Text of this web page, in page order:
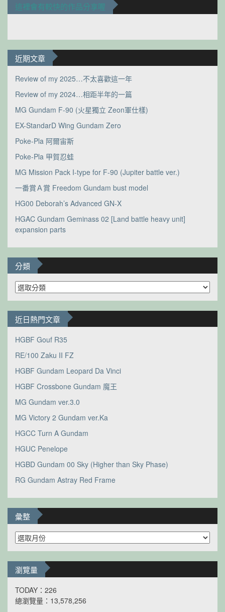
這裡會有較快的作品分享喔
近期文章
Review of my 2025…不太喜歡這一年
Review of my 2024…相距半年的一篇
MG Gundam F-90 (火星獨立 Zeon軍仕樣)
EX-StandarD Wing Gundam Zero
Poke-Pla 阿爾宙斯
Poke-Pla 甲賀忍蛙
MG Mission Pack I-type for F-90 (Jupiter battle ver.)
一番賞Ａ賞 Freedom Gundam bust model
HG00 Deborah’s Advanced GN-X
HGAC Gundam Geminass 02 [Land battle heavy unit]
expansion parts
分類
分
類
近日熱門文章
HGBF Gouf R35
RE/100 Zaku II FZ
HGBF Gundam Leopard Da Vinci
HGBF Crossbone Gundam 魔王
MG Gundam ver.3.0
MG Victory 2 Gundam ver.Ka
HGCC Turn A Gundam
HGUC Penelope
HGBD Gundam 00 Sky (Higher than Sky Phase)
RG Gundam Astray Red Frame
彙整
彙
整
瀏覽量
TODAY：226
總瀏覽量：13,578,256